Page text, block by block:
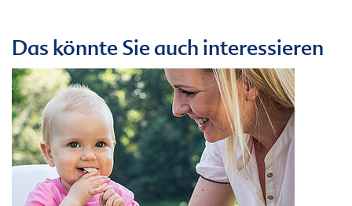
Das könnte Sie auch interessieren